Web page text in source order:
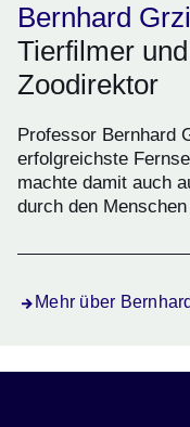
Bernhard
Tierfilmer
Zoodirektor
Professor Bernhard
erfolgreichste
machte damit auch
durch den
Mehr über